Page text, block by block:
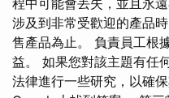
程中可能會丟失，並且永
涉及到非常受歡迎的產品
售產品為止。 負責員工根
益。 如果您對該主題有任
法律進行一些研究，以確